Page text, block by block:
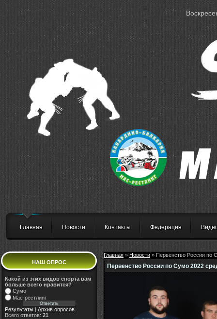
Главная Новости Контакты Федерация
НАШ ОПРОС
Какой из этих видов спорта вам
больше всего нравится?
Сумо
Мас-рестлинг
Результаты
Архив опросов
Всего ответов: 21
Главная » Новости » Первенство России по
Первенство России по Сумо 2022